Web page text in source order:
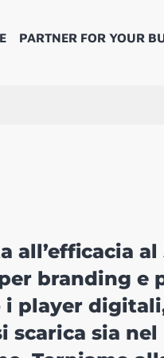
PARTNER FOR YOUR
al
branding e
i player
scarica sia nel